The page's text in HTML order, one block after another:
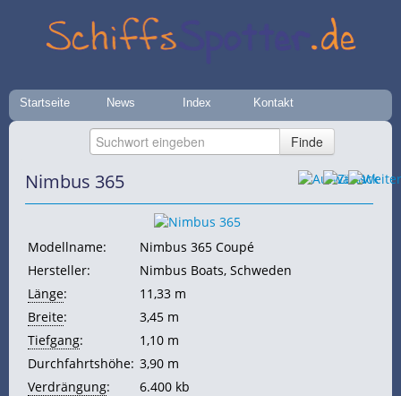
Startseite News Index Kontakt
Nimbus 365
Modellname:
Nimbus 365 Coupé
Hersteller:
Nimbus Boats, Schweden
Länge:
11,33 m
Breite:
3,45 m
Tiefgang:
1,10 m
Durchfahrtshöhe: 3,90 m
Verdrängung:
6.400 kb